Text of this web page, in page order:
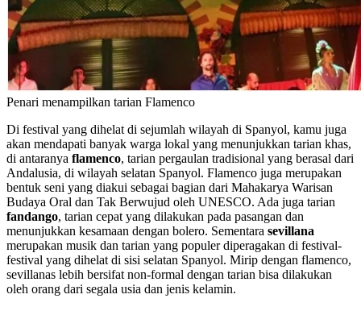
Penari menampilkan tarian Flamenco
Di festival yang dihelat di sejumlah wilayah di Spanyol, kamu juga
akan mendapati banyak warga lokal yang menunjukkan tarian khas,
di antaranya flamenco, tarian pergaulan tradisional yang berasal dari
Andalusia, di wilayah selatan Spanyol. Flamenco juga merupakan
bentuk seni yang diakui sebagai bagian dari Mahakarya Warisan
Budaya Oral dan Tak Berwujud oleh UNESCO. Ada juga tarian
fandango, tarian cepat yang dilakukan pada pasangan dan
menunjukkan kesamaan dengan bolero. Sementara sevillana
merupakan musik dan tarian yang populer diperagakan di festival-
festival yang dihelat di sisi selatan Spanyol. Mirip dengan flamenco,
sevillanas lebih bersifat non-formal dengan tarian bisa dilakukan
oleh orang dari segala usia dan jenis kelamin.